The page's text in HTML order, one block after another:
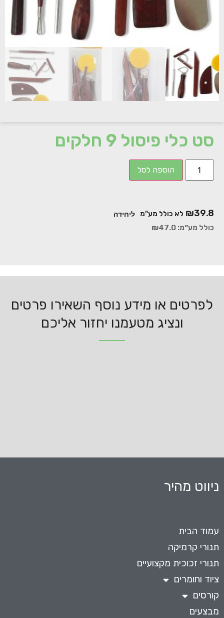
סט כלי פיסול 9 חלקים
הוספה לסל
₪39.8 לא כולל מע"מ
כולל מע״מ: ₪47.0
ליחידה
לפרטים או מידע נוסף השאירו פרטים
ונציג מטעמנו יחזור אליכם
ניווט מהיר
עמוד הבית
תנורי קרמיקה
תנורי זכוכית מקצועיים
ציוד וחומרים
קורסים
מבצעים